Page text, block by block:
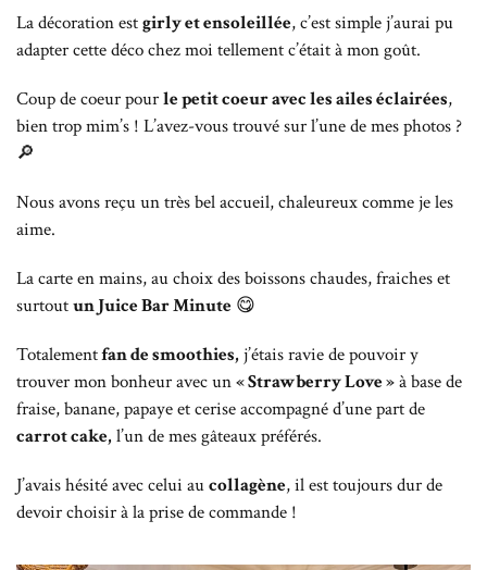
La décoration estgirly et ensoleillée, c’est simple j’aurai pu
adapter cette déco chez moi tellement c’était à mon goût.
Coup de coeur pourle petit coeur avec les ailes éclairées,
bien trop mim’s ! L’avez-vous trouvé sur l’une de mes photos ?
🔎
Nous avons reçu un très bel accueil, chaleureux comme je les
aime.
La carte en mains, au choix des boissons chaudes, fraiches et
surtoutun Juice Bar Minute 😋
Totalementfan de smoothies,j’étais ravie de pouvoir y
trouver mon bonheur avec un« Strawberry Love »à base de
fraise, banane, papaye et cerise accompagné d’une part de
carrot cake,l’un de mes gâteaux préférés.
J’avais hésité avec celui aucollagène, il est toujours dur de
devoir choisir à la prise de commande !